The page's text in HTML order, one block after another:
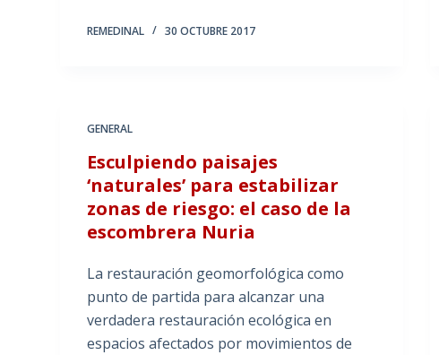
REMEDINAL 30 OCTUBRE 2017
GENERAL
Esculpiendo paisajes
‘naturales’ para estabilizar
zonas de riesgo: el caso de la
escombrera Nuria
La restauración geomorfológica como
punto de partida para alcanzar una
verdadera restauración ecológica en
espacios afectados por movimientos de